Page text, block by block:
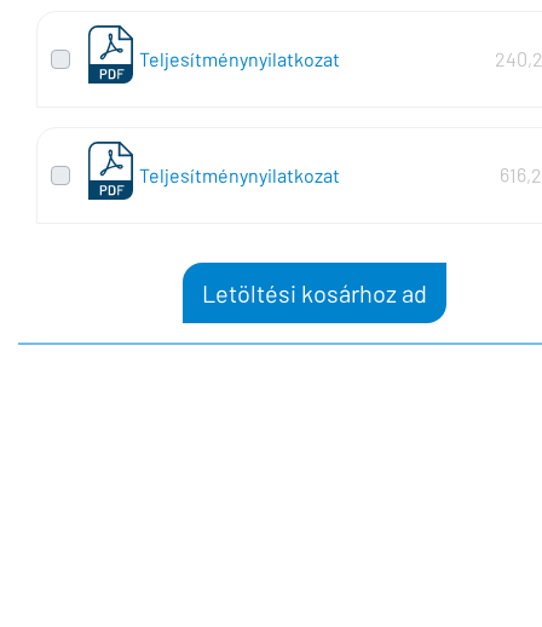
Teljesítménynyilatkozat
Teljesítménynyilatkozat
Letöltési kosárhoz ad